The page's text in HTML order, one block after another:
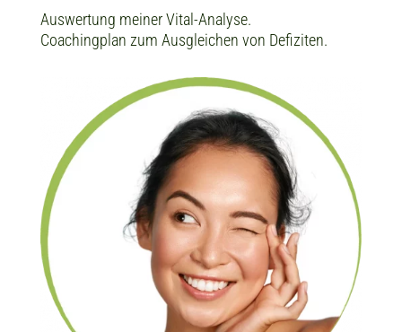
Auswertung meiner Vital-Analyse.
Coachingplan zum Ausgleichen von Defiziten.